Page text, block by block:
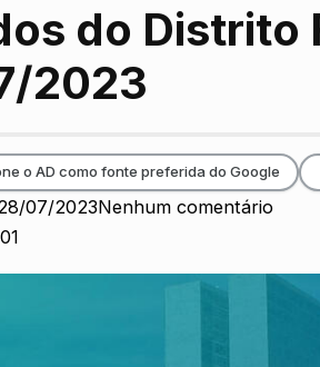
do Distrito
2023
07/2023Nenhum comentário
o AD como fonte preferida do Google